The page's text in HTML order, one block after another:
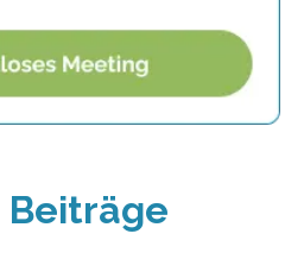
Beiträge